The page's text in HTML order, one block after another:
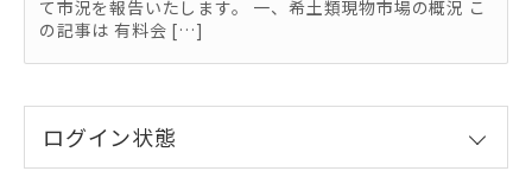
て市況を報告いたします。 一、希土類現物市場の概況 こ
の記事は 有料会 […]
ログイン状態